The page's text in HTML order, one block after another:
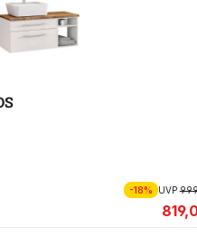
-18% UVP